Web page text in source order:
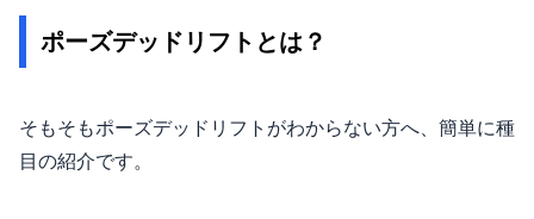
ポーズデッドリフトとは？
そもそもポーズデッドリフトがわからない方へ、簡単に種
目の紹介です。